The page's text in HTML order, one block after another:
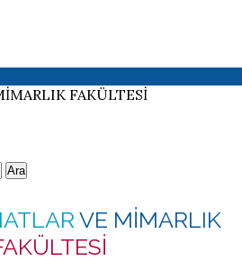
FAKÜLTESİ
Ara
VE MİMARLIK